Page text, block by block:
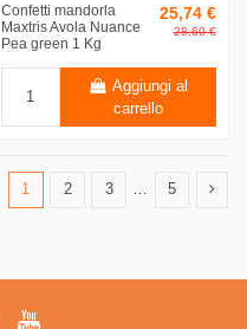
Confetti mandorla
Maxtris Avola Nuance
Pea green 1 Kg
25,74 €
28,60 €
Aggiungi al
carrello
1 2 3 … 5